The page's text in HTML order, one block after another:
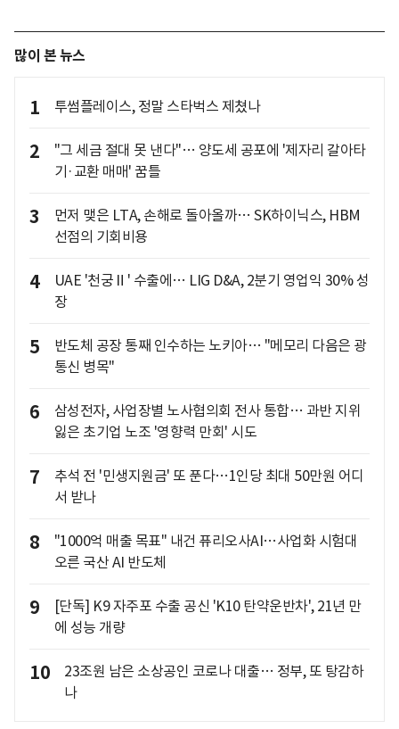
많이 본 뉴스
1 투썸플레이스, 정말 스타벅스 제쳤나
2
"그 세금 절대 못 낸다"… 양도세 공포에 '제자리 갈아타
기·교환 매매' 꿈틀
3
먼저 맺은 LTA, 손해로 돌아올까… SK하이닉스, HBM
선점의 기회비용
4
UAE '천궁Ⅱ' 수출에… LIG D&A, 2분기 영업익 30% 성
장
5
반도체 공장 통째 인수하는 노키아… "메모리 다음은 광
통신 병목"
6
삼성전자, 사업장별 노사협의회 전사 통합… 과반 지위
잃은 초기업 노조 '영향력 만회' 시도
7
추석 전 '민생지원금' 또 푼다…1인당 최대 50만원 어디
서 받나
8
"1000억 매출 목표" 내건 퓨리오사AI…사업화 시험대
오른 국산 AI 반도체
9
[단독] K9 자주포 수출 공신 'K10 탄약운반차', 21년 만
에 성능 개량
10
23조원 남은 소상공인 코로나 대출… 정부, 또 탕감하
나